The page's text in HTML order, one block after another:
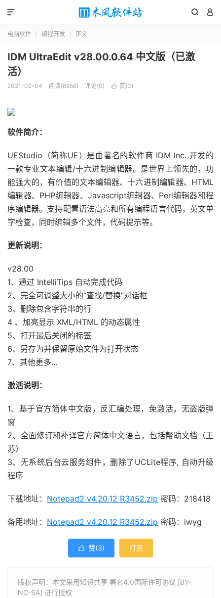
 

电脑软件  编程开发  正文
IDM UltraEdit v28.00.0.64 中文版（已激
活）
2021-02-04 阅读(6956) 评论(0)  赞(3)
软件简介：
UEStudio（简称UE）是由著名的软件商 IDM Inc. 开发的
一款专业文本编辑/十六进制编辑器。是世界上领先的，功
能强大的，有价值的文本编辑器、十六进制编辑器、HTML
编辑器、PHP编辑器、Javascript编辑器、Perl编辑器和程
序编辑器。支持配置语法高亮和所有编程语言代码，英文单
字检查，同时编辑多个文件，代码提示等。
更新说明：
v28.00
1、通过 IntelliTips 自动完成代码
2、完全可调整大小的“查找/替换”对话框
3、删除包含字符串的行
4 、加亮显示 XML/HTML 的动态属性
5、打开最后关闭的标签
6、另存为并保留原始文件为打开状态
7、其他更多…
激活说明：
1、基于官方简体中文版，反汇编处理，免激活，无盗版弹
窗
2、全面修订和补译官方简体中文语言，包括帮助文档（王
苏）
3、无系统后台云服务组件，删除了UCLite程序, 自动升级
程序
下载地址： Notepad2 v4.20.12 R3452.zip 密码：218418
备用地址： Notepad2 v4.20.12 R3452.zip 密码：iwyg
 赞(3) 打赏
版权声明：本文采用知识共享 署名4.0国际许可协议 [BY-
NC-SA] 进行授权